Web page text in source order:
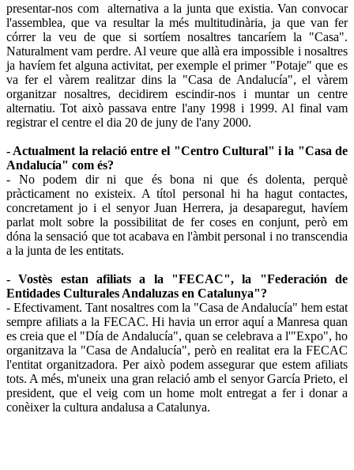
presentar-nos com alternativa a la junta que existia. Van convocar
l'assemblea, que va resultar la més multitudinària, ja que van fer
córrer la veu de que si sortíem nosaltres tancaríem la "Casa".
Naturalment vam perdre. Al veure que allà era impossible i nosaltres
ja havíem fet alguna activitat, per exemple el primer "Potaje" que es
va fer el vàrem realitzar dins la "Casa de Andalucía", el vàrem
organitzar nosaltres, decidirem escindir-nos i muntar un centre
alternatiu. Tot això passava entre l'any 1998 i 1999. Al final vam
registrar el centre el dia 20 de juny de l'any 2000.
- Actualment la relació entre el "Centro Cultural" i la "Casa de
Andalucía" com és?
- No podem dir ni que és bona ni que és dolenta, perquè
pràcticament no existeix. A títol personal hi ha hagut contactes,
concretament jo i el senyor Juan Herrera, ja desaparegut, havíem
parlat molt sobre la possibilitat de fer coses en conjunt, però em
dóna la sensació que tot acabava en l'àmbit personal i no transcendia
a la junta de les entitats.
- Vostès estan afiliats a la "FECAC", la "Federación de
Entidades Culturales Andaluzas en Catalunya"?
- Efectivament. Tant nosaltres com la "Casa de Andalucía" hem estat
sempre afiliats a la FECAC. Hi havia un error aquí a Manresa quan
es creia que el "Día de Andalucía", quan se celebrava a l'"Expo", ho
organitzava la "Casa de Andalucía", però en realitat era la FECAC
l'entitat organitzadora. Per això podem assegurar que estem afiliats
tots. A més, m'uneix una gran relació amb el senyor García Prieto, el
president, que el veig com un home molt entregat a fer i donar a
conèixer la cultura andalusa a Catalunya.